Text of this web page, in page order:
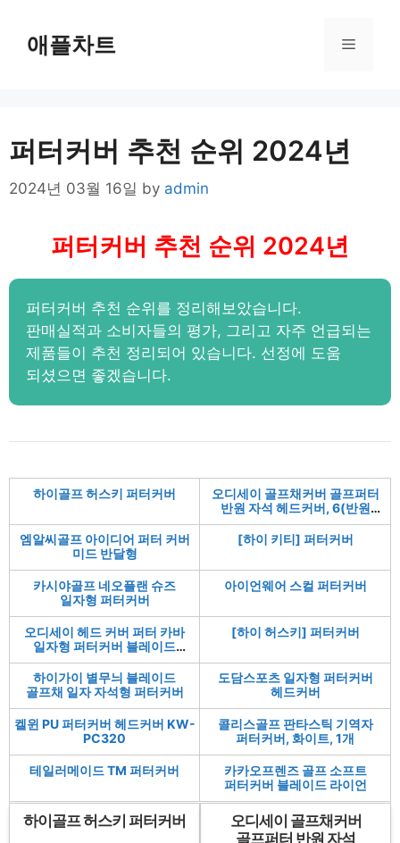
content애플차트 Menu
퍼터커버 추천 순위 2024년
2024년 03월 16일 by admin
퍼터커버 추천 순위 2024년
퍼터커버 추천 순위를 정리해보았습니다.
판매실적과 소비자들의 평가, 그리고 자주 언급되는
제품들이 추천 정리되어 있습니다. 선정에 도움
되셨으면 좋겠습니다.
하이골프 허스키 퍼터커버
오디세이 골프채커버 골프퍼터
반원 자석 헤드커버, 6(반원
레드), 1개
엠알씨골프 아이디어 퍼터 커버
미드 반달형
[하이 키티] 퍼터커버
카시야골프 네오플랜 슈즈
일자형 퍼터커버
아이언웨어 스컬 퍼터커버
오디세이 헤드 커버 퍼터 카바
일자형 퍼터커버 블레이드
자석타입
[하이 허스키] 퍼터커버
하이가이 별무늬 블레이드
골프채 일자 자석형 퍼터커버
도담스포츠 일자형 퍼터커버
헤드커버
켈윈 PU 퍼터커버 헤드커버 KW-
PC320
콜리스골프 판타스틱 기역자
퍼터커버, 화이트, 1개
테일러메이드 TM 퍼터커버
카카오프렌즈 골프 소프트
퍼터커버 블레이드 라이언
하이골프 허스키 퍼터커버
오디세이 골프채커버
골프퍼터 반원 자석